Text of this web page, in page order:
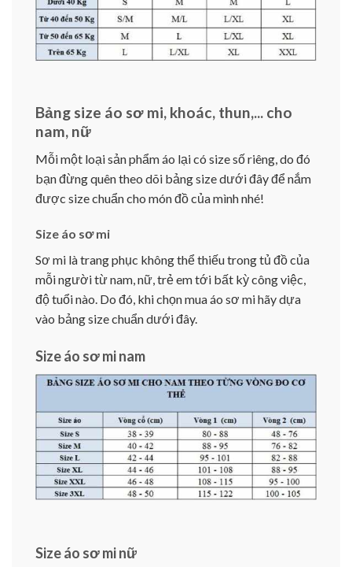
Bảng size áo sơ mi, khoác, thun,... cho
nam, nữ
Mỗi một loại sản phẩm áo lại có size số riêng, do đó
bạn đừng quên theo dõi bảng size dưới đây để nắm
được size chuẩn cho món đồ của mình nhé!
Size áo sơ mi
Sơ mi là trang phục không thể thiếu trong tủ đồ của
mỗi người từ nam, nữ, trẻ em tới bất kỳ công việc,
độ tuổi nào. Do đó, khi chọn mua áo sơ mi hãy dựa
vào bảng size chuẩn dưới đây.
Size áo sơ mi nam
Size áo sơ mi nữ